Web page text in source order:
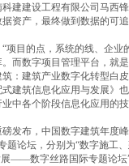
建设工程有限公司马西
资产，最终做到数据的可
目的点，系统的线、企业
而数字项目管理平台，就
建筑产业数字化转型白
建筑信息化应用与发展》
中各个阶段信息化应用的
布，中国数字建筑年度
论坛，分别为“数字施
展——数字丝路国际专题论